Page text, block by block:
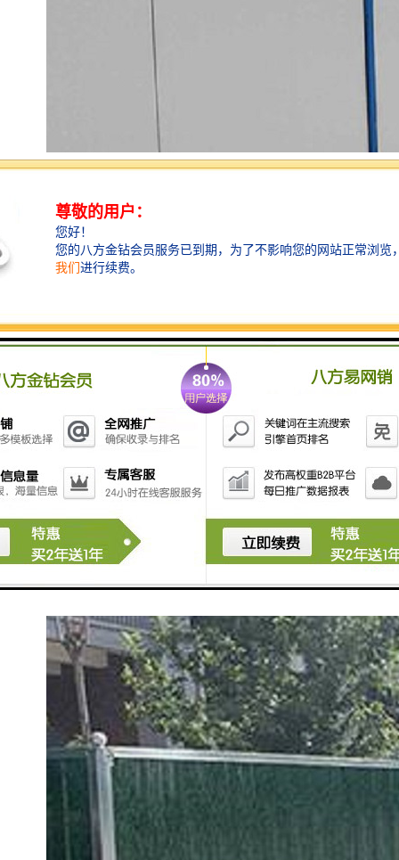
(1)、色彩丰富、鲜亮不退色。
近30多种色彩供您选择，常用颜色一般在10种以内，色
彩可以定制因采用漆高温喷涂，所以色彩持久性和饱和
度比一般材料延长5倍以上。
(2)、因性价比高，将成流行趋势。
喷绘牌匾易老化，已被淘汰，铝塑板、工期长、造价太
高不能广泛应用，彩钢板和方管造价高、色彩单一且易
生锈很难被商家认可。